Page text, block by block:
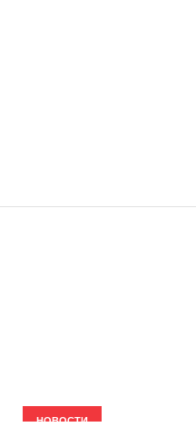
ЗДОРОВЫЙ ОБРАЗ ЖИЗНИ
НОВОСТИ